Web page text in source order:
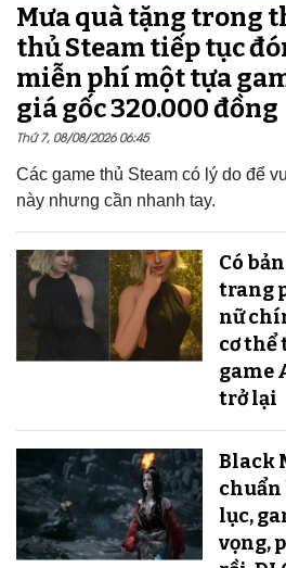
Mưa quà tặng trong
thủ Steam tiếp tục
miễn phí một tựa
giá gốc 320.000 đồng
Thứ 7, 08/08/2026 06:45
Các game thủ Steam có lý do để
này nhưng cần nhanh tay.
Có
trang
nữ
cơ thể
game
trở lại
Black
chuẩn
lục,
vọng,